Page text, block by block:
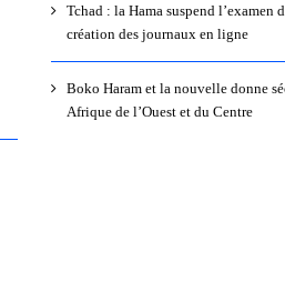
Tchad : la Hama suspend l’examen
création des journaux en ligne
Boko Haram et la nouvelle donne
Afrique de l’Ouest et du Centre